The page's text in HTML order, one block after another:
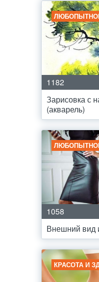
1182
Зарисовка с
(акварель)
1058
Внешний вид
КРАСОТА И